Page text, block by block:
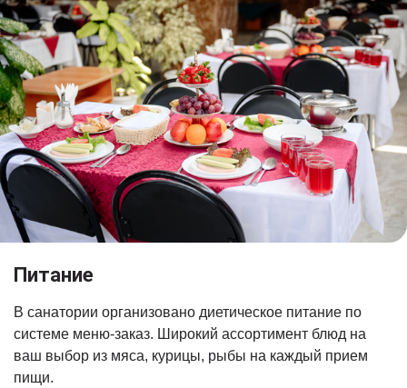
Питание
В санатории организовано диетическое питание по
системе меню-заказ. Широкий ассортимент блюд на
ваш выбор из мяса, курицы, рыбы на каждый прием
пищи.